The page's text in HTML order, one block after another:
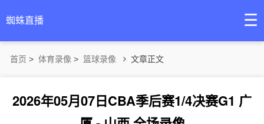
蜘蛛直播 ☰
首页 > 体育录像 > 篮球录像 文章正文
2026年05月07日CBA季后赛1/4决赛G1 广